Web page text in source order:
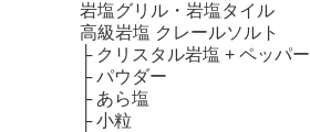
岩塩グリル・岩塩タイル
高級岩塩 クレールソルト
├ クリスタル岩塩 + ペッパー
├パウダー
├ あら塩
├小粒